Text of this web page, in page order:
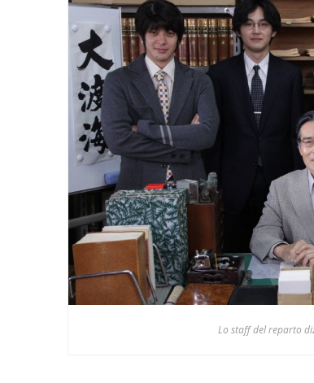
Lo staff del reparto